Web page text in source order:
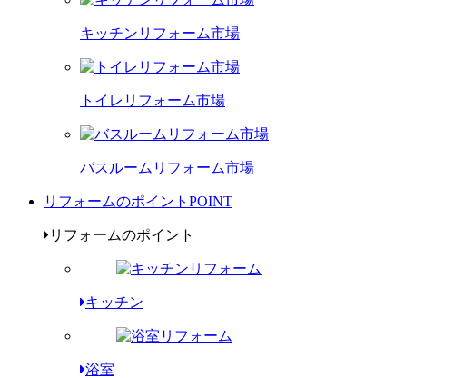
キッチンリフォーム市場
トイレリフォーム市場
バスルームリフォーム市場
リフォームのポイント POINT
リフォームのポイント
キッチン
浴室